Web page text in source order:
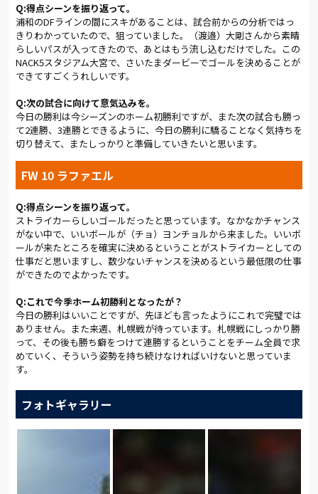
ちでボールを動かすことができていた」と渡邉は振り返る。51
分に３対２の局面からつかんだ決定機が、彼の言葉を裏付ける
だろう。
後半だけで10本のシュートを浴び、相手のＣＫは前後半を通じ
て15本を数えた。守備の時間が長かったのは確かである。た
だ、「コンパクトにして粘り強くできた」と青木が振り返った
ように、アルディージャの守備網はわずかなスキも作らない。何
度か許した際どいシュートは、ＧＫ北野が確実に処理した。菊
地や下平のクリアもチームを救った。
82分には東に代えて深谷を投入し、長身ＦＷを加えていた相手
のパワープレーを封じ込める。「久しぶりに引いて守る時間が
はっきりとしたサッカーができたと思います」と深谷が話すよ
い対応は無失点にふさわしいものだった。
１得点１アシストのチョ ヨンチョルは、「大事な試合だったの
で、勝てて本当に嬉しい。この雰囲気を次の試合につなげた
い」と語った。「勝った次の試合が良くないことが多いので、
ここで喜びに浸るのではなく、次の試合に意識を向けていきた
い」と深谷も話す。
ダービーの勝利はあくまでもきっかけに過ぎない。ここから始
まる反攻を、誰もが思い描いている。
(総評: 戸塚 啓 ／写真:早草 紀子)
Q:得点シーンを振り返って。
浦和のDFラインの間にスキがあることは、試合前からの分析ではっ
きりわかっていたので、狙っていました。（渡邉）大剛さんから素晴
らしいパスが入ってきたので、あとはもう流し込むだけでした。この
NACK5スタジアム大宮で、さいたまダービーでゴールを決めることが
できてすごくうれしいです。
Q:次の試合に向けて意気込みを。
今日の勝利は今シーズンのホーム初勝利ですが、また次の試合も勝っ
て2連勝、3連勝とできるように、今日の勝利に驕ることなく気持ちを
切り替えて、またしっかりと準備していきたいと思います。
FW 10 ラファエル
Q:得点シーンを振り返って。
ストライカーらしいゴールだったと思っています。なかなかチャンス
がない中で、いいボールが（チョ）ヨンチョルから来ました。いいボ
ールが来たところを確実に決めるということがストライカーとしての
仕事だと思いますし、数少ないチャンスを決めるという最低限の仕事
ができたのでよかったです。
Q:これで今季ホーム初勝利となったが？
今日の勝利はいいことですが、先ほども言ったようにこれで完璧では
ありません。また来週、札幌戦が待っています。札幌戦にしっかり勝
って、その後も勝ち癖をつけて連勝するということをチーム全員で求
めていく、そういう姿勢を持ち続けなければいけないと思っていま
す。
フォトギャラリー